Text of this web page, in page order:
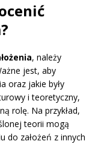
, należy
jest, aby
oraz jakie były
i teoretyczny,
rolę. Na przykład,
teorii mogą
do założeń z innych